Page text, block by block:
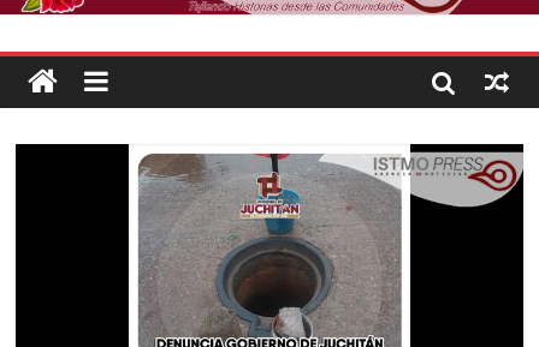
Familiares de periodista Alejandro Leyva se reúnen con titular de
intelectuales de su asesinato
Alertan pescadores de Juchitán, Oaxaca de nuevo despojo de su
Pescadores y comuneros ikoots detienen la extracción ilegal de
material pétreo de gravera Oyamel